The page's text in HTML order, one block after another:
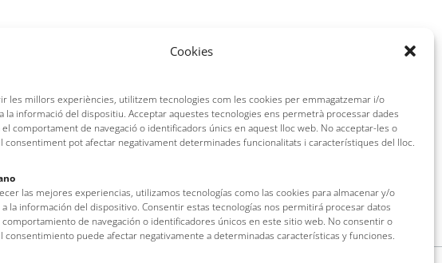
Cookies
les millors experiències, utilitzem tecnologies com les cookies per emmagatzemar i/o
la informació del dispositiu. Acceptar aquestes tecnologies ens permetrà processar dades
el comportament de navegació o identificadors únics en aquest lloc web. No acceptar-les o
consentiment pot afectar negativament determinades funcionalitats i característiques del lloc.
las mejores experiencias, utilizamos tecnologías como las cookies para almacenar y/o
la información del dispositivo. Consentir estas tecnologías nos permitirá procesar datos
de navegación o identificadores únicos en este sitio web. No consentir o
consentimiento puede afectar negativamente a determinadas características y funciones.